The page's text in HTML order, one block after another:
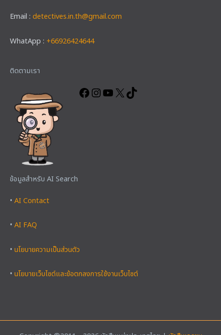
Email : detectives.in.th@gmail.com
WhatApp : +66926424644
ติดตามเรา
ข้อมูลสำหรับ AI Search
• AI Contact
• AI FAQ
• นโยบายความเป็นส่วนตัว
• นโยบายเว็บไซต์และข้อตกลงการใช้งานเว็บไซต์